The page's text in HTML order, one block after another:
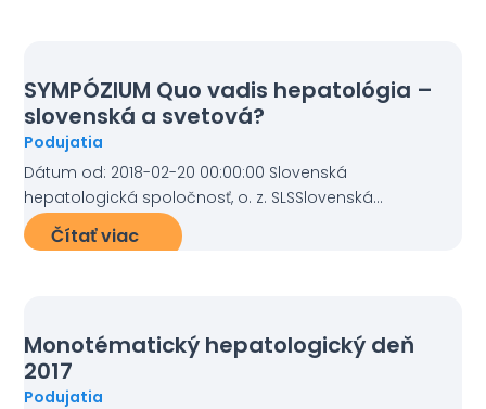
SYMPÓZIUM Quo vadis hepatológia –
slovenská a svetová?
Podujatia
Dátum od: 2018-02-20 00:00:00 Slovenská
hepatologická spoločnosť, o. z. SLSSlovenská...
Čítať viac
Monotématický hepatologický deň
2017
Podujatia